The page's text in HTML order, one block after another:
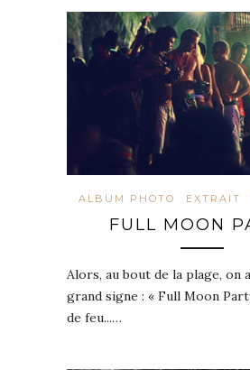
ALBUM PHOTO EXTRAIT
FULL MOON
Alors, au bout de la plage, on
grand signe : « Full Moon
de feu...…